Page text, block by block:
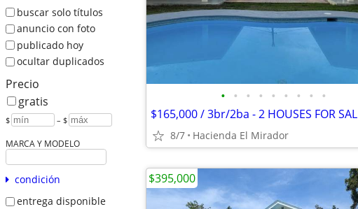
buscar solo títulos
anuncio con foto
publicado hoy
ocultar duplicados
Precio
gratis
$ – $
MARCA Y MODELO
condición
entrega disponible
• • • • • • • • •
8/7 Hacienda El Mirador
$395,000